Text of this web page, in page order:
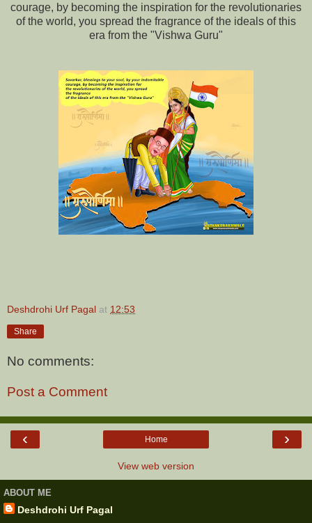
courage, by becoming the inspiration for the revolutionaries
of the world, you spread the fragrance of the ideals of this
era from the "Vishwa Guru"
Deshdrohi Urf Pagal at 12:53
Share
No comments:
Post a Comment
‹ ›
Home
View web version
ABOUT ME
Deshdrohi Urf Pagal